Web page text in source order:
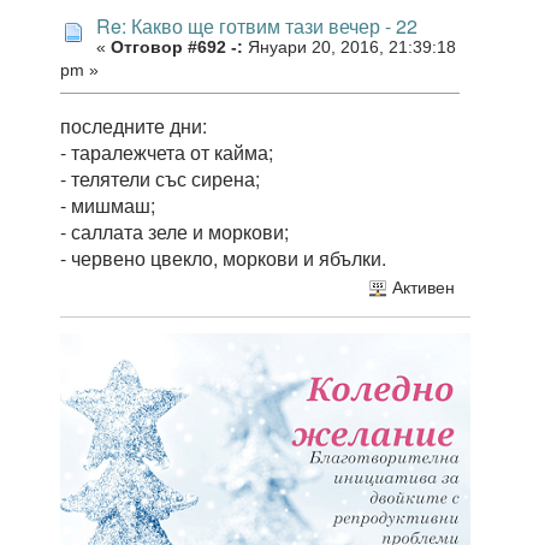
Re: Какво ще готвим тази вечер - 22
« Отговор #692 -: Януари 20, 2016, 21:39:18
pm »
последните дни:
- таралежчета от кайма;
- телятели със сирена;
- мишмаш;
- саллата зеле и моркови;
- червено цвекло, моркови и ябълки.
Активен